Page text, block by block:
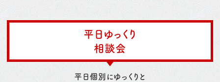
平日ゆっくり
相談会
平日個別にゆっくりと